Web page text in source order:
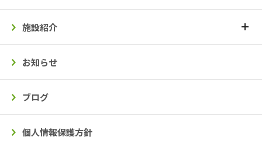
施設紹介
お知らせ
ブログ
個人情報保護方針